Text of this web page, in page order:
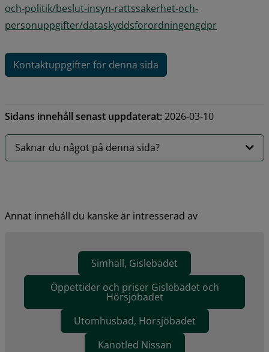
och-politik/beslut-insyn-rattssakerhet-och-
personuppgifter/dataskyddsforordningengdpr
Kontaktuppgifter för denna sida
Sidans innehåll senast uppdaterat:2026-03-10
Saknar du något på denna sida?
Annat innehåll du kanske är intresserad av
Simhall, Gislebadet
Öppettider och priser Gislebadet och
Hörsjöbadet
Utomhusbad, Hörsjöbadet
Kanotled Nissan